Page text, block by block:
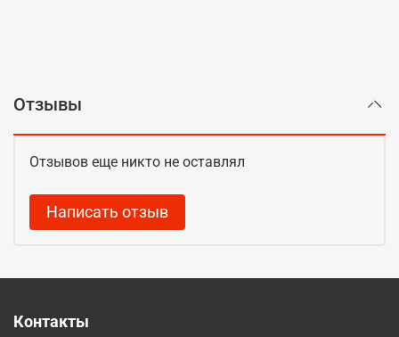
Отзывы
Отзывов еще никто не оставлял
Написать отзыв
Контакты